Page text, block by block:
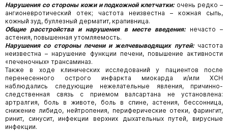
Нарушения со стороны кожи и подкожной клетчатки:очень редко –
ангионевротический отек; частота неизвестна – кожная сыпь,
кожный зуд, буллезный дерматит, крапивница.
Общие расстройства и нарушения в месте введения:
нечасто –
астения, повышенная утомляемость.
Нарушения со стороны печени и желчевыводящих путей:частота
неизвестна – нарушение функции печени, повышение активности
«печеночных» трансаминаз.
Также в ходе клинических исследований у пациентов после
перенесенного острого инфаркта миокарда и/или ХСН
наблюдались следующие нежелательные явления, причинно-
следственная связь с приемом валсартана не установлена:
артралгия, боль в животе, боль в спине, астения, бессонница,
снижение либидо, нейтропения, периферические отеки, фарингит,
ринит, синусит, инфекции верхних дыхательных путей, вирусные
инфекции.